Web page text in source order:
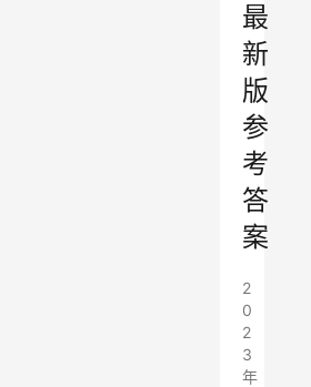
最
新
版
参
考
答
案
2
0
2
3
年